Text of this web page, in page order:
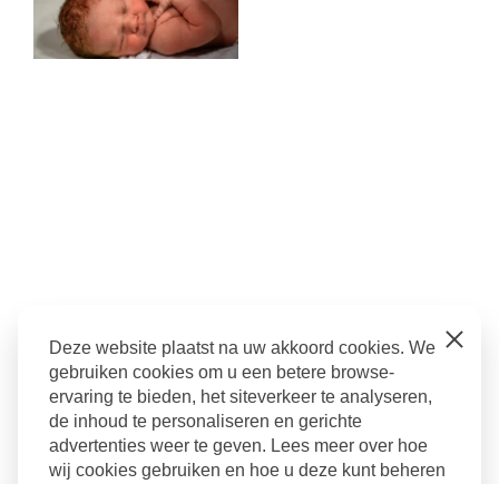
Geboorteshoot
bevalling tiel, bevallingsfotografie, fotografie bij
keizersnede, keizersnede,keizersnede fotograferen
sectio
Deze website plaatst na uw akkoord cookies. We
gebruiken cookies om u een betere browse-
ervaring te bieden, het siteverkeer te analyseren,
de inhoud te personaliseren en gerichte
advertenties weer te geven. Lees meer over hoe
wij cookies gebruiken en hoe u deze kunt beheren
Close